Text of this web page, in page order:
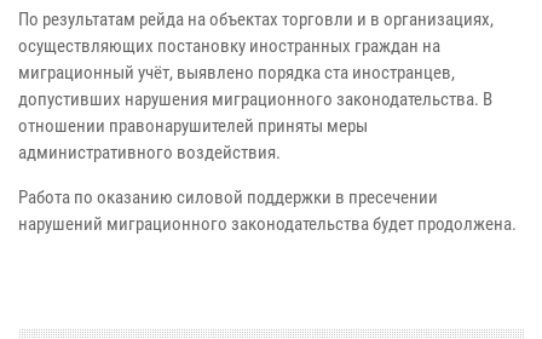
По результатам рейда на объектах торговли и в организациях,
осуществляющих постановку иностранных граждан на
миграционный учёт, выявлено порядка ста иностранцев,
допустивших нарушения миграционного законодательства. В
отношении правонарушителей приняты меры
административного воздействия.
Работа по оказанию силовой поддержки в пресечении
нарушений миграционного законодательства будет продолжена.